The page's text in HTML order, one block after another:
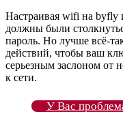
Настраивая wifi на
должны были
пароль. Но лучше всё-
действий, чтобы ваш
серьезным заслоном от
к сети.
У Вас